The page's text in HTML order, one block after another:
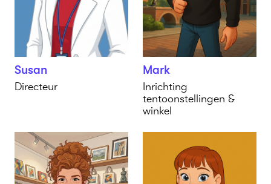
Susan
Directeur
Mark
Inrichting
tentoonstellingen &
winkel